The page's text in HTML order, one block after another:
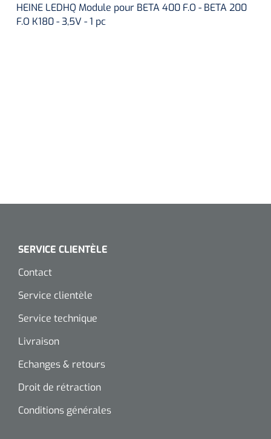
HEINE LEDHQ Module pour BETA 400 F.O - BETA 200
F.O K180 - 3,5V - 1 pc
SERVICE CLIENTÈLE
Contact
Service clientèle
Service technique
Livraison
Echanges & retours
Droit de rétraction
Conditions générales